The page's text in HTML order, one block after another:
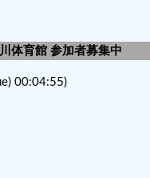
体育館 参加者募集中
00:04:55)